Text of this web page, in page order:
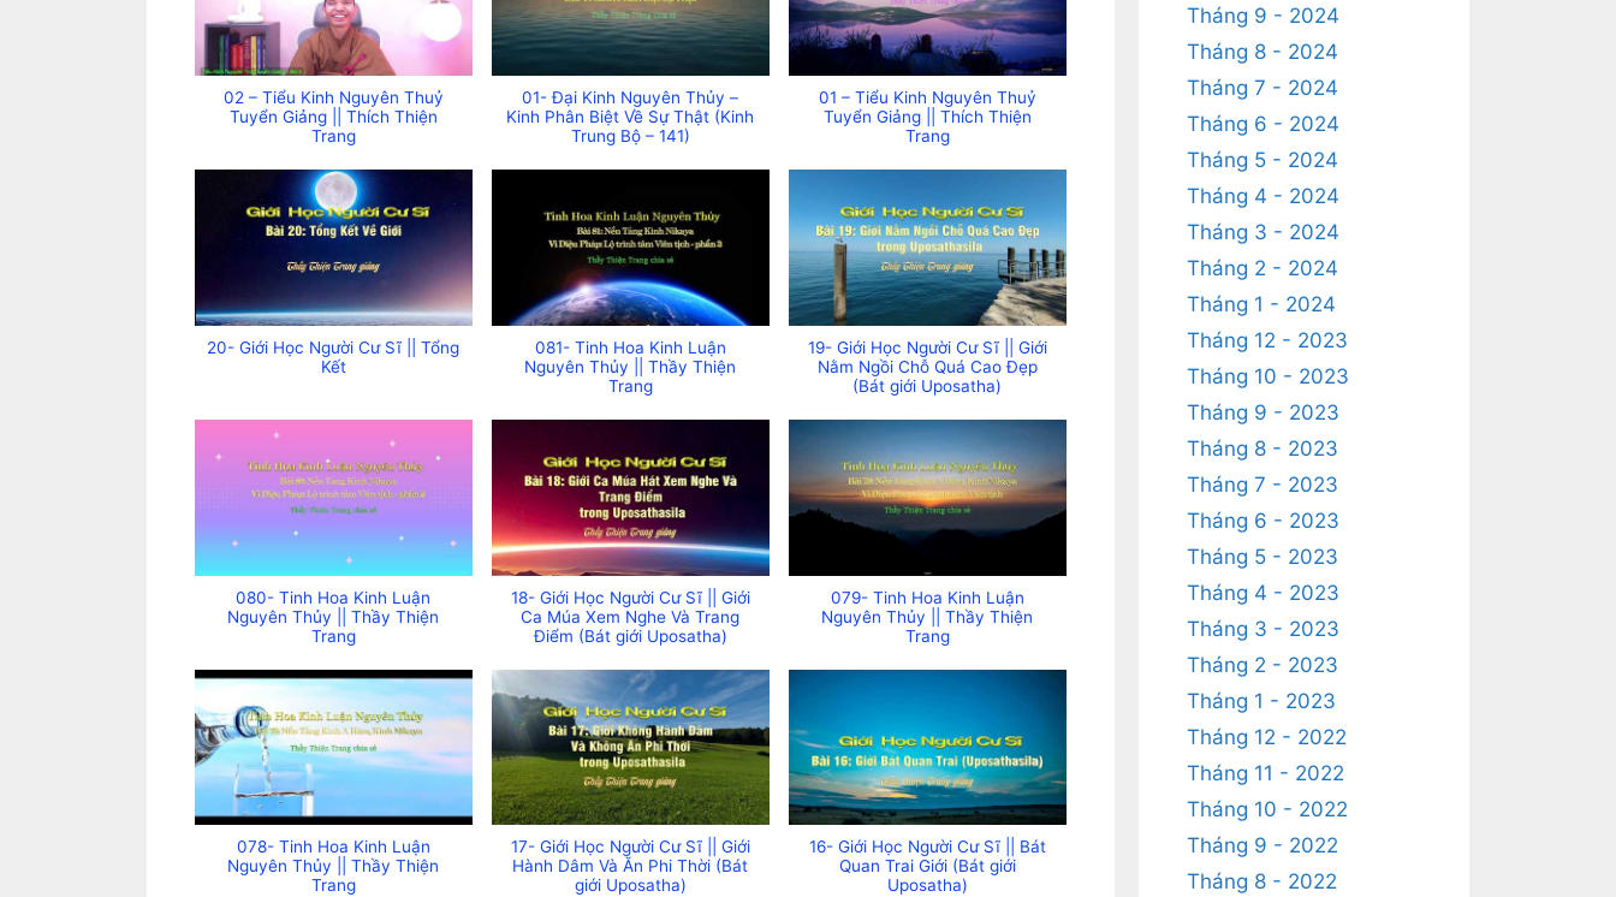
02 – Tiểu Kinh Nguyên Thuỷ
Tuyển Giảng || Thích Thiện
Trang
01- Đại Kinh Nguyên Thủy –
Kinh Phân Biệt Về Sự Thật (Kinh
Trung Bộ – 141)
01 – Tiểu Kinh Nguyên Thuỷ
Tuyển Giảng || Thích Thiện
Trang
20- Giới Học Người Cư Sĩ || Tổng
Kết
081- Tinh Hoa Kinh Luận
Nguyên Thủy || Thầy Thiện
Trang
19- Giới Học Người Cư Sĩ || Giới
Nằm Ngồi Chỗ Quá Cao Đẹp
(Bát giới Uposatha)
080- Tinh Hoa Kinh Luận
Nguyên Thủy || Thầy Thiện
Trang
18- Giới Học Người Cư Sĩ || Giới
Ca Múa Xem Nghe Và Trang
Điểm (Bát giới Uposatha)
079- Tinh Hoa Kinh Luận
Nguyên Thủy || Thầy Thiện
Trang
078- Tinh Hoa Kinh Luận
Nguyên Thủy || Thầy Thiện
Trang
17- Giới Học Người Cư Sĩ || Giới
Hành Dâm Và Ăn Phi Thời (Bát
giới Uposatha)
16- Giới Học Người Cư Sĩ || Bát
Quan Trai Giới (Bát giới
Uposatha)
Tháng 9 - 2024
Tháng 8 - 2024
Tháng 7 - 2024
Tháng 6 - 2024
Tháng 5 - 2024
Tháng 4 - 2024
Tháng 3 - 2024
Tháng 2 - 2024
Tháng 1 - 2024
Tháng 12 - 2023
Tháng 10 - 2023
Tháng 9 - 2023
Tháng 8 - 2023
Tháng 7 - 2023
Tháng 6 - 2023
Tháng 5 - 2023
Tháng 4 - 2023
Tháng 3 - 2023
Tháng 2 - 2023
Tháng 1 - 2023
Tháng 12 - 2022
Tháng 11 - 2022
Tháng 10 - 2022
Tháng 9 - 2022
Tháng 8 - 2022